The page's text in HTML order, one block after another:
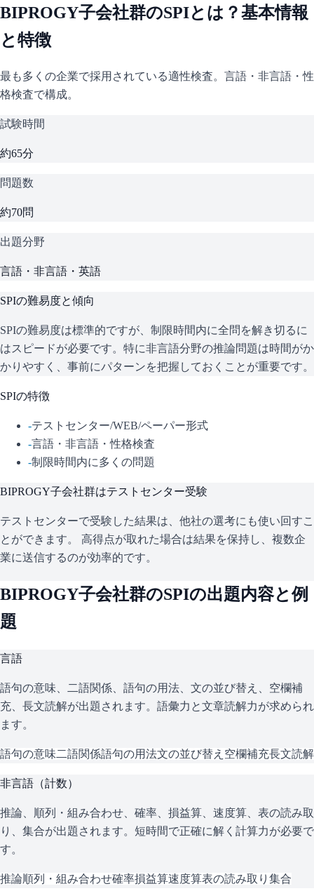
BIPROGY子会社群のSPIとは？基本情報
と特徴
最も多くの企業で採用されている適性検査。言語・非言語・性
格検査で構成。
試験時間
約65分
問題数
約70問
出題分野
言語・非言語・英語
SPIの難易度と傾向
SPIの難易度は標準的ですが、制限時間内に全問を解き切るに
はスピードが必要です。特に非言語分野の推論問題は時間がか
かりやすく、事前にパターンを把握しておくことが重要です。
SPIの特徴
-テストセンター/WEB/ペーパー形式
-言語・非言語・性格検査
-制限時間内に多くの問題
BIPROGY子会社群はテストセンター受験
テストセンターで受験した結果は、他社の選考にも使い回すこ
とができます。 高得点が取れた場合は結果を保持し、複数企
業に送信するのが効率的です。
BIPROGY子会社群のSPIの出題内容と例
題
言語
語句の意味、二語関係、語句の用法、文の並び替え、空欄補
充、長文読解が出題されます。語彙力と文章読解力が求められ
ます。
語句の意味二語関係語句の用法文の並び替え 空欄補充長文読解
非言語（計数）
推論、順列・組み合わせ、確率、損益算、速度算、表の読み取
り、集合が出題されます。短時間で正確に解く計算力が必要で
す。
推論順列・組み合わせ確率損益算速度算表の読み取り 集合